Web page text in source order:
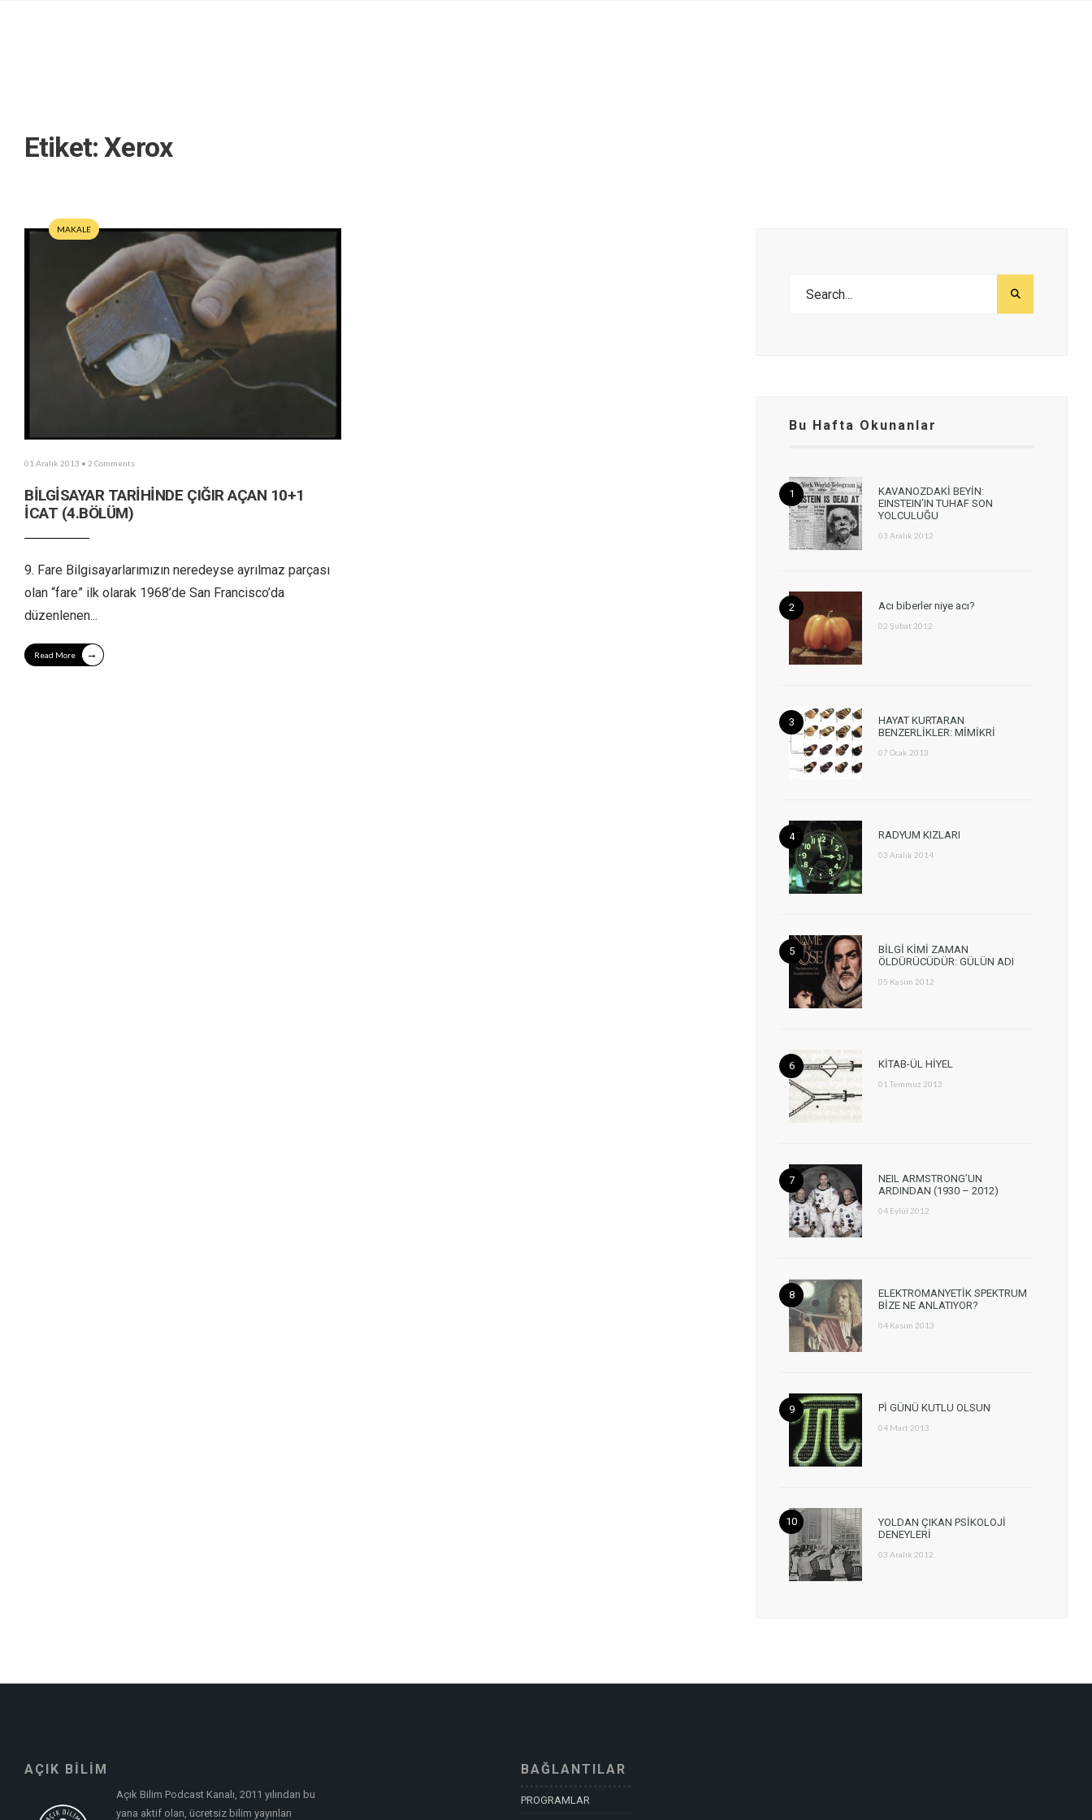
Etiket:Xerox
MAKALE
01 Aralık 2013 • 2 Comments
BİLGİSAYAR TARİHİNDE ÇIĞIR AÇAN 10+1
İCAT (4.BÖLÜM)
9. Fare Bilgisayarlarımızın neredeyse ayrılmaz parçası
olan “fare” ilk olarak 1968’de San Francisco’da
düzenlenen...
Read More →
Bu Hafta Okunanlar
KAVANOZDAKİ BEYİN:
EINSTEIN’IN TUHAF SON
YOLCULUĞU
03 Aralık 2012
Acı biberler niye acı?
02 Şubat 2012
HAYAT KURTARAN
BENZERLİKLER: MİMİKRİ
07 Ocak 2013
RADYUM KIZLARI
03 Aralık 2014
BİLGİ KİMİ ZAMAN
ÖLDÜRÜCÜDÜR: GÜLÜN ADI
05 Kasım 2012
KİTAB-ÜL HİYEL
01 Temmuz 2013
NEIL ARMSTRONG’UN
ARDINDAN (1930 – 2012)
04 Eylül 2012
ELEKTROMANYETİK SPEKTRUM
BİZE NE ANLATIYOR?
04 Kasım 2013
Pİ GÜNÜ KUTLU OLSUN
04 Mart 2013
YOLDAN ÇIKAN PSİKOLOJİ
DENEYLERİ
03 Aralık 2012
AÇIK BİLİM
Açık Bilim Podcast Kanalı, 2011 yılından bu
yana aktif olan, ücretsiz bilim yayınları
BAĞLANTILAR
PROGRAMLAR